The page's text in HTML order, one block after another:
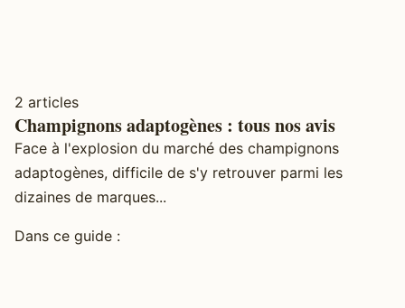
2 articles
Champignons adaptogènes : tous nos avis
Face à l'explosion du marché des champignons
adaptogènes, difficile de s'y retrouver parmi les
dizaines de marques...
Dans ce guide :